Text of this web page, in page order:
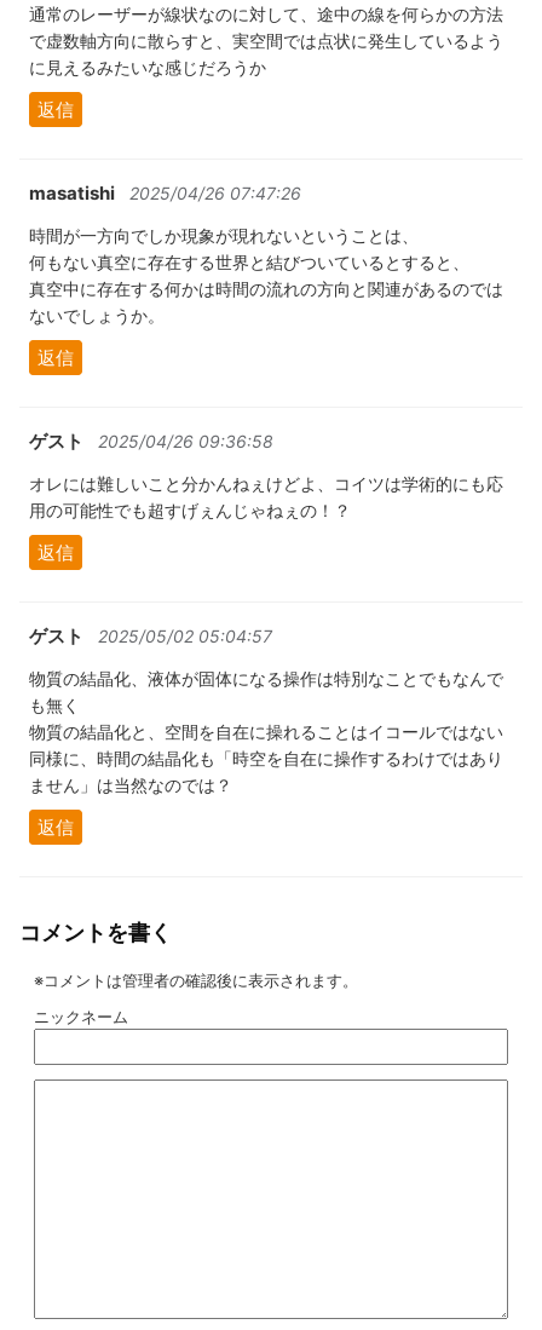
通常のレーザーが線状なのに対して、途中の線を何らかの方法
で虚数軸方向に散らすと、実空間では点状に発生しているよう
に見えるみたいな感じだろうか
返信
masatishi 2025/04/26 07:47:26
時間が一方向でしか現象が現れないということは、
何もない真空に存在する世界と結びついているとすると、
真空中に存在する何かは時間の流れの方向と関連があるのでは
ないでしょうか。
返信
ゲスト 2025/04/26 09:36:58
オレには難しいこと分かんねぇけどよ、コイツは学術的にも応
用の可能性でも超すげぇんじゃねぇの！？
返信
ゲスト 2025/05/02 05:04:57
物質の結晶化、液体が固体になる操作は特別なことでもなんで
も無く
物質の結晶化と、空間を自在に操れることはイコールではない
同様に、時間の結晶化も「時空を自在に操作するわけではあり
ません」は当然なのでは？
返信
コメントを書く
※コメントは管理者の確認後に表示されます。
ニックネーム